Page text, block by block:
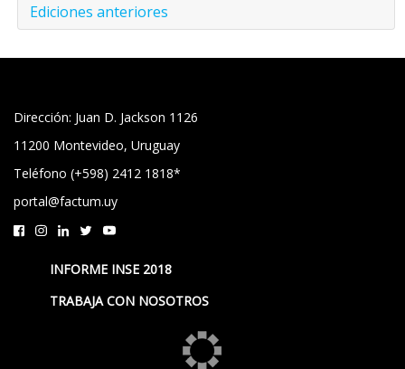
Ediciones anteriores
Dirección: Juan D. Jackson 1126
11200 Montevideo, Uruguay
Teléfono (+598) 2412 1818*
portal@factum.uy
INFORME INSE 2018
TRABAJA CON NOSOTROS